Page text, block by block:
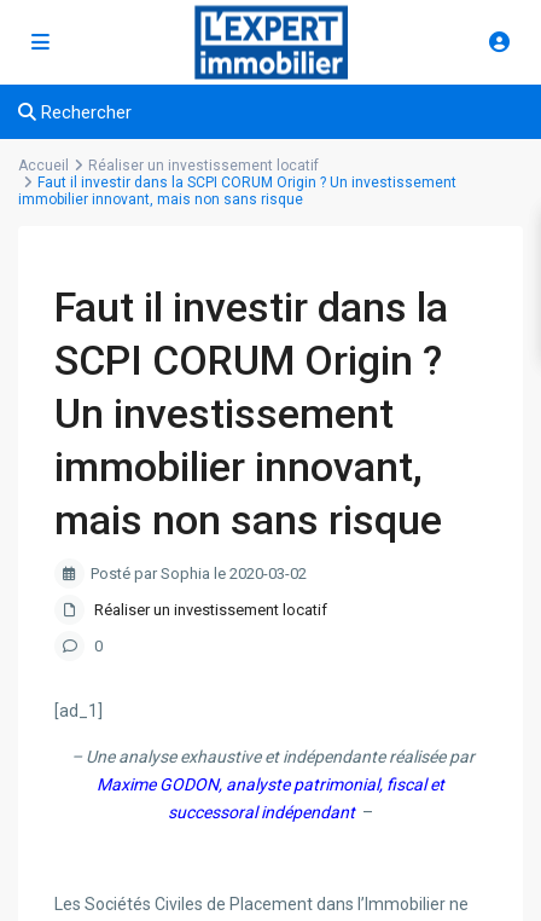
Rechercher
Accueil
Réaliser un investissement locatif
Faut il investir dans la SCPI CORUM Origin ? Un investissement
immobilier innovant, mais non sans risque
Faut il investir dans la
SCPI CORUM Origin ?
Un investissement
immobilier innovant,
mais non sans risque
Posté par Sophia le 2020-03-02
Réaliser un investissement locatif
0
[ad_1]
– Une analyse exhaustive et indépendante réalisée par
Maxime GODON, analyste patrimonial, fiscal et
successoral indépendant –
Les Sociétés Civiles de Placement dans l’Immobilier ne